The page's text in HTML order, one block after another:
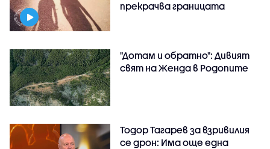
прекрачва границата
"Дотам и обратно": Дивият
свят на Женда в Родопите
Тодор Тагарев за взривилия
се дрон: Има още една